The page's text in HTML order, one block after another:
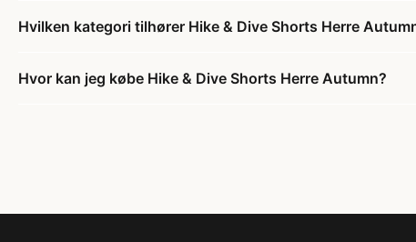
Hvilken kategori tilhører Hike & Dive Shorts Herre
Hvor kan jeg købe Hike & Dive Shorts Herre Autumn?